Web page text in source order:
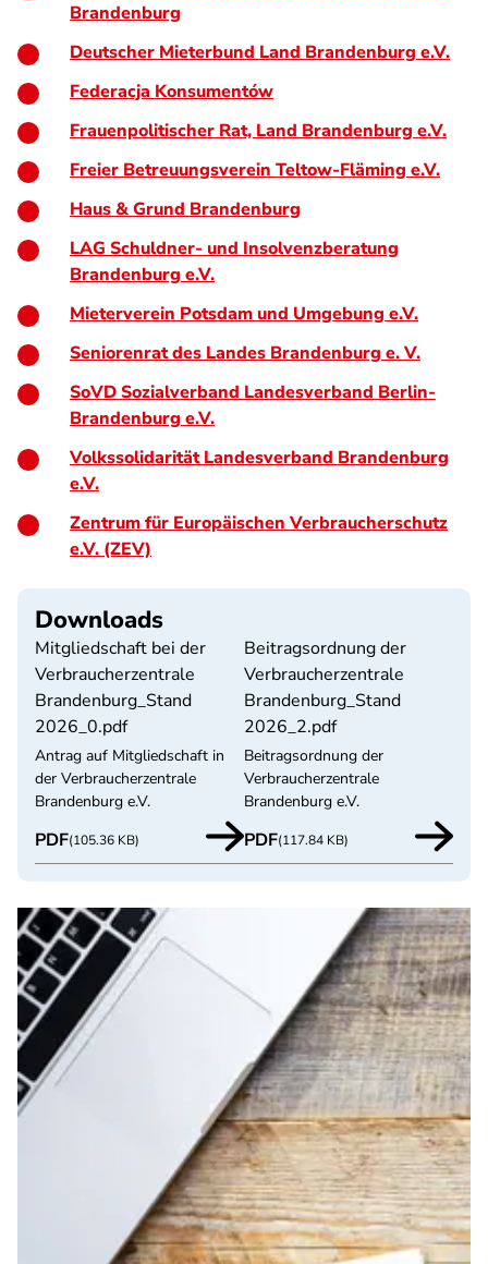
Brandenburg
Deutscher Mieterbund Land Brandenburg e.V.
Federacja Konsumentów
Frauenpolitischer Rat, Land Brandenburg e.V.
Freier Betreuungsverein Teltow-Fläming e.V.
Haus & Grund Brandenburg
LAG Schuldner- und Insolvenzberatung
Brandenburg e.V.
Mieterverein Potsdam und Umgebung e.V.
Seniorenrat des Landes Brandenburg e. V.
SoVD Sozialverband Landesverband Berlin-
Brandenburg e.V.
Volkssolidarität Landesverband Brandenburg
e.V.
Zentrum für Europäischen Verbraucherschutz
e.V. (ZEV)
Downloads
Mitgliedschaft bei der
Verbraucherzentrale
Brandenburg_Stand
2026_0.pdf
Antrag auf Mitgliedschaft in
der Verbraucherzentrale
Brandenburg e.V.
PDF(105.36 KB)
Beitragsordnung der
Verbraucherzentrale
Brandenburg_Stand
2026_2.pdf
Beitragsordnung der
Verbraucherzentrale
Brandenburg e.V.
PDF(117.84 KB)